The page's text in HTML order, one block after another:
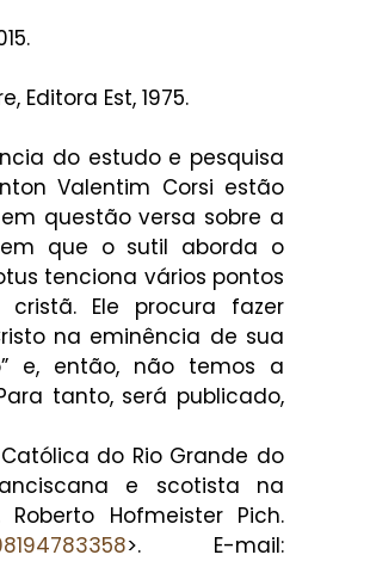
Editora Est, 1975.
do estudo e pesquisa
Valentim Corsi estão
questão versa sobre a
em que o sutil aborda o
tenciona vários pontos
Ele procura fazer
na eminência de sua
e, então, não temos a
tanto, será publicado,
do Rio Grande do
e scotista na
Hofmeister Pich.